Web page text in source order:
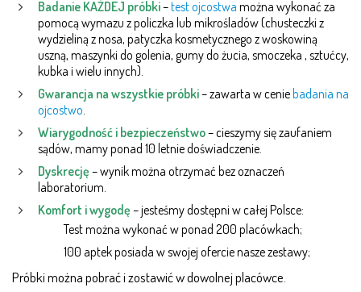
Badanie KAŻDEJ próbki–test ojcostwa można wykonać za
pomocą wymazu z policzka lub mikrośladów (chusteczki z
wydzieliną z nosa, patyczka kosmetycznego z woskowiną
uszną, maszynki do golenia, gumy do żucia, smoczeka , sztućcy,
kubka i wielu innych).
Gwarancja na wszystkie próbki– zawarta w ceniebadania na
ojcostwo
Wiarygodność i bezpieczeństwo– cieszymy się zaufaniem
sądów, mamy ponad 10 letnie doświadczenie.
Dyskrecję – wynik można otrzymać bez oznaczeń
laboratorium.
Komfort i wygodę – jesteśmy dostępni w całej Polsce:
Test można wykonać w ponad 200 placówkach;
100 aptek posiada w swojej ofercie nasze zestawy;
Próbki można pobrać i zostawić w dowolnej placówce.